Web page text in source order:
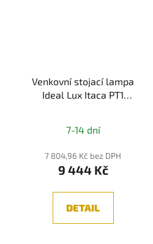
Venkovní stojací lampa
Ideal Lux Itaca PT1
7-14 dní
7 804,96 Kč bez DPH
9 444 Kč
DETAIL